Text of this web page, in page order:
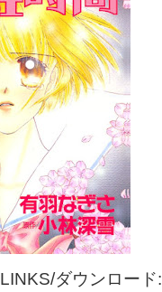
ダウンロード: